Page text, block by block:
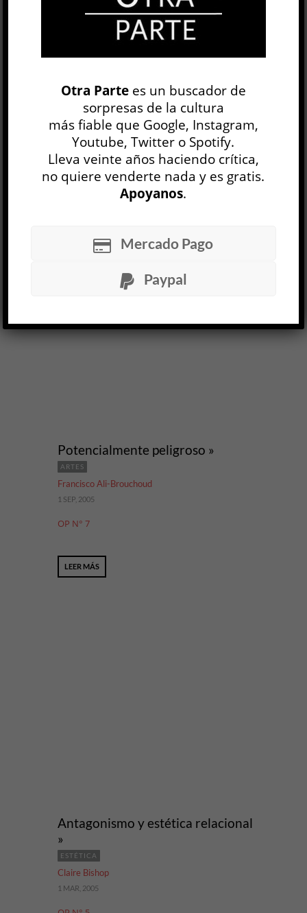
anacronismo »
DISCUSIÓN
Juan Laxagueborde
17 OCT, 2013
Emilio de Ípola fue presidente de la Federación
Universitaria de Buenos Aires, cantante de
tangos, alumno de Louis Althusser, amigo de
polemista ocurrente. Sus textos, olvidados en
indispensables para la política actual. Volvamos,
literal y simbólicamente, ...
Potencialmente peligroso »
ARTES
Francisco Ali-Brouchoud
1 SEP, 2005
OP N° 7
LEER MÁS
Antagonismo y estética relacional
»
ESTÉTICA
Claire Bishop
1 MAR, 2005
Otra Partees un buscador de
sorpresas de la cultura
más fiable que Google, Instagram,
Youtube, Twitter o Spotify.
Lleva veinte años haciendo crítica,
no quiere venderte nada y es gratis.
Apoyanos.
Mercado Pago
Paypal